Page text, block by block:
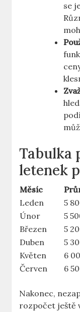
se
Tabulka
letenek
Měsíc
Leden
5
Únor
5
Březen
5
Duben
5
Květen
6
Červen
6
Nakonec,
rozpočet ještě